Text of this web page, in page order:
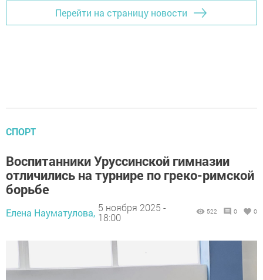
Перейти на страницу новости
СПОРТ
Воспитанники Уруссинской гимназии
отличились на турнире по греко-римской
борьбе
Елена Науматулова, 5 ноября 2025 -
18:00
522 0 0